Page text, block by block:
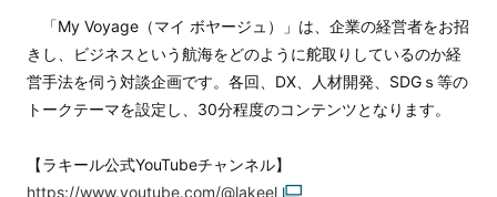
「My Voyage（マイ ボヤージュ）」は、企業の経営者をお招
きし、ビジネスという航海をどのように舵取りしているのか経
営手法を伺う対談企画です。各回、DX、人材開発、SDGｓ等の
トークテーマを設定し、30分程度のコンテンツとなります。
【ラキール公式YouTubeチャンネル】
https://www.youtube.com/@lakeel